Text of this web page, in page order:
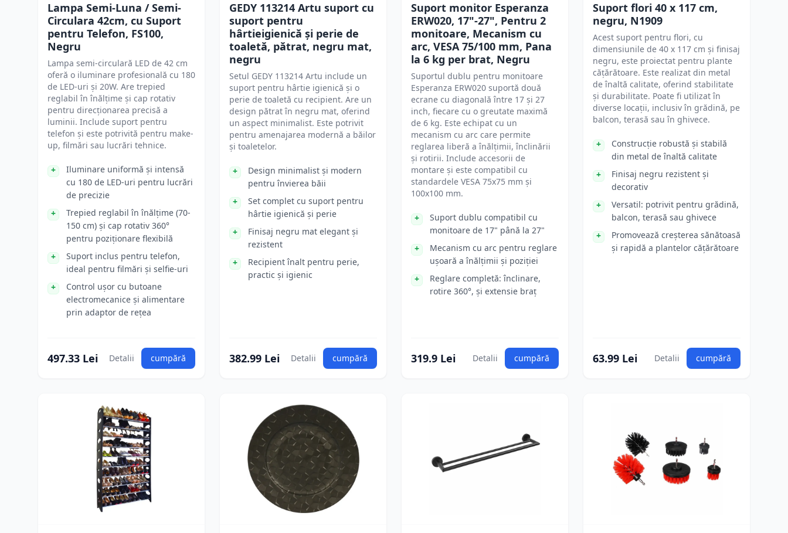
Lampa Semi-Luna / Semi-
Circulara 42cm, cu Suport
pentru Telefon, FS100,
Negru
Lampa semi-circulară LED de 42 cm
oferă o iluminare profesională cu 180
de LED-uri și 20W. Are trepied
reglabil în înălțime și cap rotativ
pentru direcționarea precisă a
luminii. Include suport pentru
telefon și este potrivită pentru make-
up, filmări sau lucrări tehnice.
Iluminare uniformă și intensă
cu 180 de LED-uri pentru lucrări
de precizie
Trepied reglabil în înălțime (70-
150 cm) și cap rotativ 360°
pentru poziționare flexibilă
Suport inclus pentru telefon,
ideal pentru filmări și selfie-uri
Control ușor cu butoane
electromecanice și alimentare
prin adaptor de rețea
497.33 Lei Detalii cumpără
GEDY 113214 Artu suport cu
suport pentru
hârtieigienică și perie de
toaletă, pătrat, negru mat,
negru
Setul GEDY 113214 Artu include un
suport pentru hârtie igienică și o
perie de toaletă cu recipient. Are un
design pătrat în negru mat, oferind
un aspect minimalist. Este potrivit
pentru amenajarea modernă a băilor
și toaletelor.
Design minimalist și modern
pentru învierea băii
Set complet cu suport pentru
hârtie igienică și perie
Finisaj negru mat elegant și
rezistent
Recipient înalt pentru perie,
practic și igienic
382.99 Lei Detalii cumpără
Suport monitor Esperanza
ERW020, 17"-27", Pentru 2
monitoare, Mecanism cu
arc, VESA 75/100 mm, Pana
la 6 kg per brat, Negru
Suportul dublu pentru monitoare
Esperanza ERW020 suportă două
ecrane cu diagonală între 17 și 27
inch, fiecare cu o greutate maximă
de 6 kg. Este echipat cu un
mecanism cu arc care permite
reglarea liberă a înălțimii, înclinării
și rotirii. Include accesorii de
montare și este compatibil cu
standardele VESA 75x75 mm și
100x100 mm.
Suport dublu compatibil cu
monitoare de 17" până la 27"
Mecanism cu arc pentru reglare
ușoară a înălțimii și poziției
Reglare completă: înclinare,
rotire 360°, și extensie braț
319.9 Lei Detalii cumpără
Suport flori 40 x 117 cm,
negru, N1909
Acest suport pentru flori, cu
dimensiunile de 40 x 117 cm și finisaj
negru, este proiectat pentru plante
cățărătoare. Este realizat din metal
de înaltă calitate, oferind stabilitate
și durabilitate. Poate fi utilizat în
diverse locații, inclusiv în grădină, pe
balcon, terasă sau în ghivece.
Construcție robustă și stabilă
din metal de înaltă calitate
Finisaj negru rezistent și
decorativ
Versatil: potrivit pentru grădină,
balcon, terasă sau ghivece
Promovează creșterea sănătoasă
și rapidă a plantelor cățărătoare
63.99 Lei Detalii cumpără